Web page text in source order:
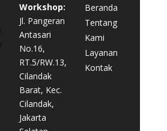
Workshop:
Jl. Pangeran
Antasari
No.16,
RT.5/RW.13,
Cilandak
Barat, Kec.
Cilandak,
Jakarta
Beranda
Tentang
Kami
Layanan
Kontak